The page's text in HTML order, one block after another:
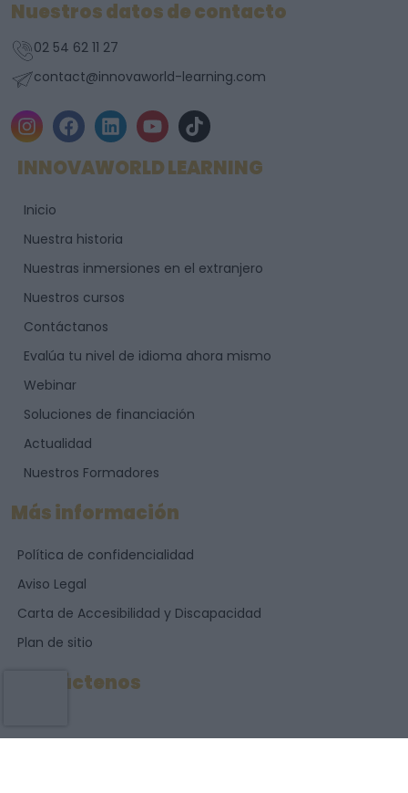
Nuestros datos de contacto
02 54 62 11 27
contact@innovaworld-learning.com
I
n
s
t
g
r
m
F
a
c
e
o
L
i
n
k
i
Y
o
u
t
T
i
k
t
INNOVAWORLD LEARNING
Inicio
Nuestra historia
Nuestras inmersiones en el extranjero
Nuestros cursos
Contáctanos
Evalúa tu nivel de idioma ahora mismo
Webinar
Soluciones de financiación
Actualidad
Nuestros Formadores
Más información
Política de confidencialidad
Aviso Legal
Carta de Accesibilidad y Discapacidad
Plan de sitio
Contáctenos